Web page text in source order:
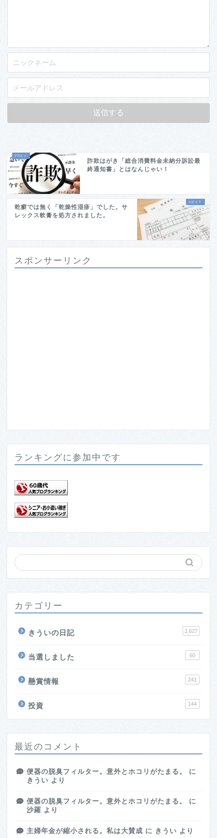
詐欺はがき「総合消費料金未納分訴訟最
終通知書」とはなんじゃい！
乾癬では無く「乾燥性湿疹」でした。サ
レックス軟膏を処方されました。
スポンサーリンク
ランキングに参加中です
カテゴリー
きういの日記 2,627
当選しました 60
懸賞情報 241
投資 144
最近のコメント
便器の脱臭フィルター。意外とホコリがたまる。
に
きうい より
便器の脱臭フィルター。意外とホコリがたまる。
に
沙羅 より
主婦年金が縮小される。私は大賛成 に きうい より